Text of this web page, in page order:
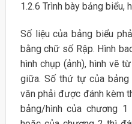
1.2.6 Trình bày bảng biểu,
Số liệu của bảng biểu
bằng chữ số Rập. Hình
hình chụp (ảnh), hình vẽ
giữa. Số thứ tự của
văn phải được đánh kèm
bảng/hình của chương